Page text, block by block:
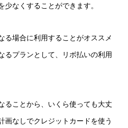
なくすることができます。
る場合に利用することがオススメ
るプランとして、リボ払いの利用
ることから、いくら使っても大丈
画なしでクレジットカードを使う